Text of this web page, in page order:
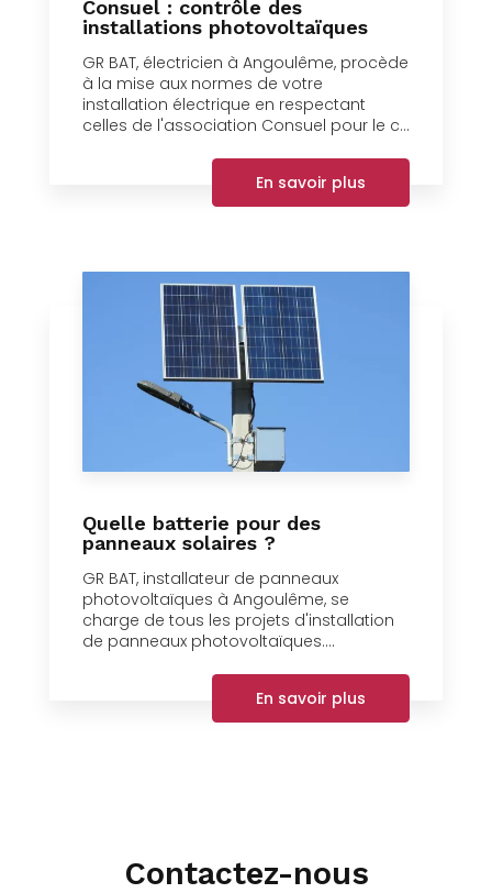
Consuel : contrôle des
installations photovoltaïques
GR BAT, électricien à Angoulême, procède
à la mise aux normes de votre
installation électrique en respectant
celles de l'association Consuel pour le c...
En savoir plus
Quelle batterie pour des
panneaux solaires ?
GR BAT, installateur de panneaux
photovoltaïques à Angoulême, se
charge de tous les projets d'installation
de panneaux photovoltaïques....
En savoir plus
Contactez-nous